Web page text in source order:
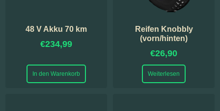
48 V Akku 70 km
€234,99
In den Warenkorb
Reifen Knobbly
(vorn/hinten)
€26,90
Weiterlesen